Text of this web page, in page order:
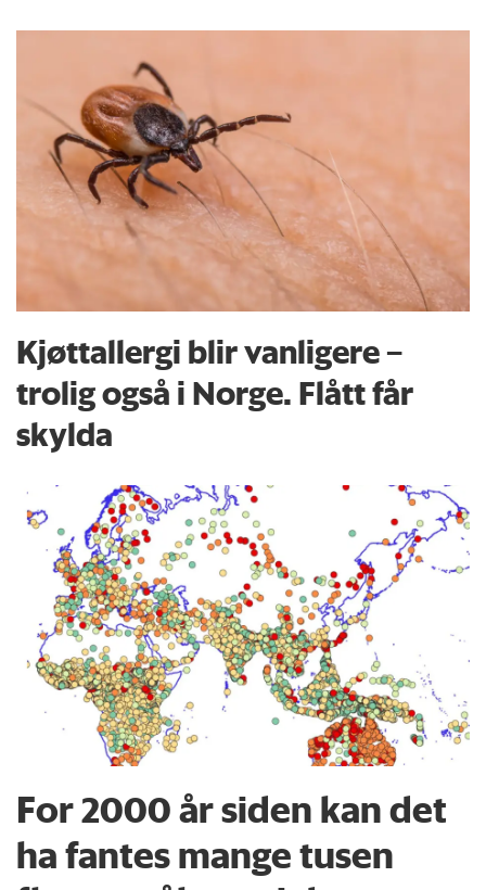
Kjøttallergi blir vanligere –
trolig også i Norge. Flått får
skylda
For 2000 år siden kan det
ha fantes mange tusen